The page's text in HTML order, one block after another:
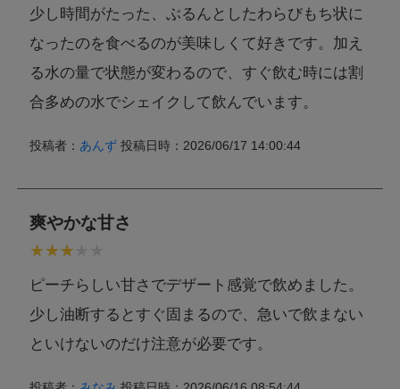
少し時間がたった、ぶるんとしたわらびもち状に
なったのを食べるのが美味しくて好きです。加え
る水の量で状態が変わるので、すぐ飲む時には割
合多めの水でシェイクして飲んでいます。
投稿者： あんず 投稿日時：2026/06/17 14:00:44
爽やかな甘さ
ピーチらしい甘さでデザート感覚で飲めました。
少し油断するとすぐ固まるので、急いで飲まない
といけないのだけ注意が必要です。